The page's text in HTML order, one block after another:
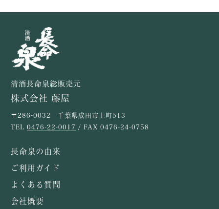
清酒長命泉総販売元
株式会社 藤屋
〒286-0032 千葉県成田市上町513
TEL0476-22-0017 / FAX 0476-24-0758
長命泉の由来
ご利用ガイド
よくある質問
会社概要